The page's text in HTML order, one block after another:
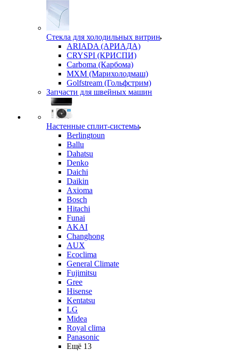
Стекла для холодильных витрин
ARIADA (АРИАДА)
CRYSPI (КРИСПИ)
Carboma (Карбома)
MXM (Марихолодмаш)
Golfstream (Гольфстрим)
Запчасти для швейных машин
Настенные сплит-системы
Berlingtoun
Ballu
Dahatsu
Denko
Daichi
Daikin
Axioma
Bosch
Hitachi
Funai
AKAI
Changhong
AUX
Ecoclima
General Climate
Fujimitsu
Gree
Hisense
Kentatsu
LG
Midea
Royal clima
Panasonic
Ещё 13